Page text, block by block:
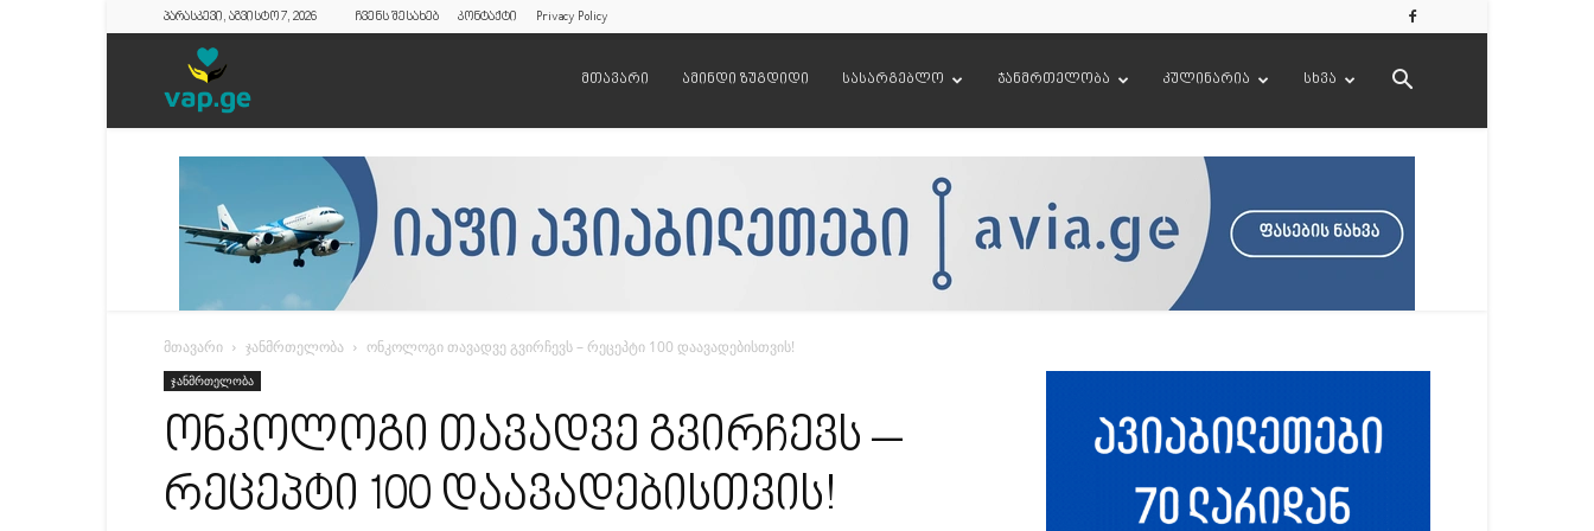
პარასკევი, აგვისტო 7, 2026 ჩვენს შესახებ კონტაქტი Privacy Policy
მთავარი ამინდი ზუგდიდი სასარგებლო ჯანმრთელობა კულინარია სხვა
მთავარი ჯანმრთელობა ონკოლოგი თავადვე გვირჩევს – რეცეპტი 100 დაავადებისთვის!
ჯანმრთელობა
ონკოლოგი თავადვე გვირჩევს –
რეცეპტი 100 დაავადებისთვის!